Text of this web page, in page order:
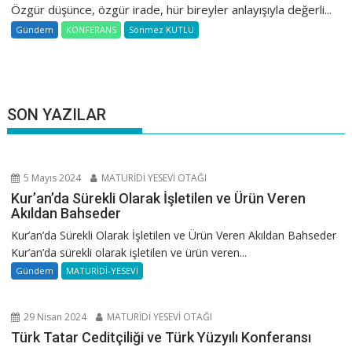
Özgür düşünce, özgür irade, hür bireyler anlayışıyla değerli...
Gündem KONFERANS Sönmez KUTLU
SON YAZILAR
5 Mayıs 2024 MATURİDİ YESEVİ OTAĞI
Kur’an’da Sürekli Olarak İşletilen ve Ürün Veren
Akıldan Bahseder
Kur’an’da Sürekli Olarak İşletilen ve Ürün Veren Akıldan Bahseder
Kur’an’da sürekli olarak işletilen ve ürün veren...
Gündem MATURİDİ-YESEVİ
29 Nisan 2024 MATURİDİ YESEVİ OTAĞI
Türk Tatar Ceditçiliği ve Türk Yüzyılı Konferansı